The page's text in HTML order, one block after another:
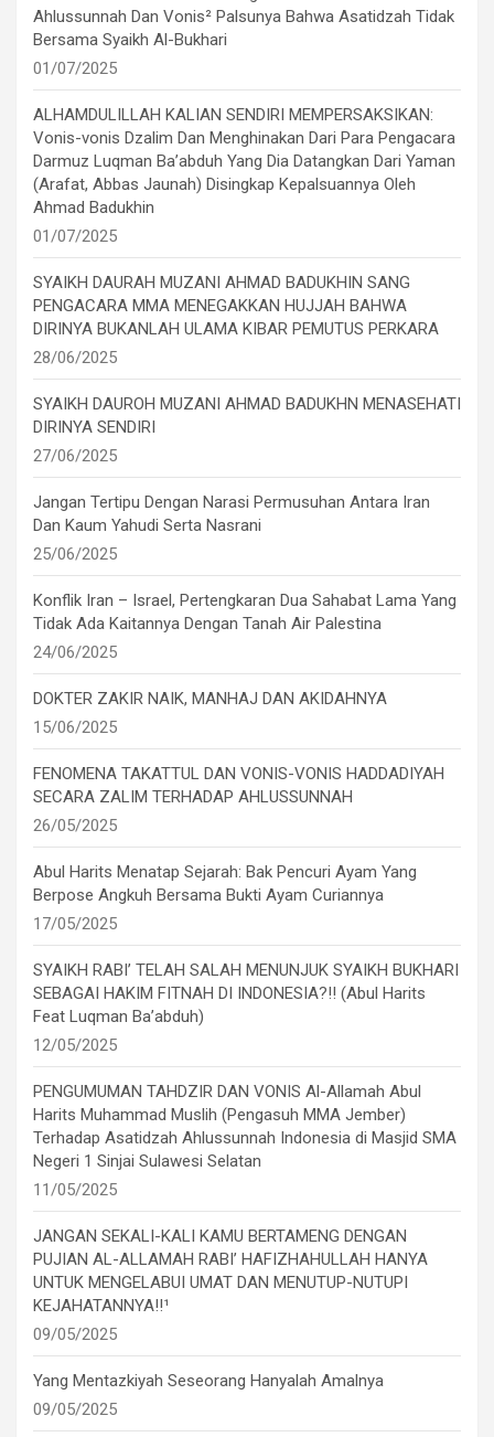
Ahlussunnah Dan Vonis² Palsunya Bahwa Asatidzah Tidak
Bersama Syaikh Al-Bukhari
01/07/2025
ALHAMDULILLAH KALIAN SENDIRI MEMPERSAKSIKAN:
Vonis-vonis Dzalim Dan Menghinakan Dari Para Pengacara
Darmuz Luqman Ba’abduh Yang Dia Datangkan Dari Yaman
(Arafat, Abbas Jaunah) Disingkap Kepalsuannya Oleh
Ahmad Badukhin
01/07/2025
SYAIKH DAURAH MUZANI AHMAD BADUKHIN SANG
PENGACARA MMA MENEGAKKAN HUJJAH BAHWA
DIRINYA BUKANLAH ULAMA KIBAR PEMUTUS PERKARA
28/06/2025
SYAIKH DAUROH MUZANI AHMAD BADUKHN MENASEHATI
DIRINYA SENDIRI
27/06/2025
Jangan Tertipu Dengan Narasi Permusuhan Antara Iran
Dan Kaum Yahudi Serta Nasrani
25/06/2025
Konflik Iran – Israel, Pertengkaran Dua Sahabat Lama Yang
Tidak Ada Kaitannya Dengan Tanah Air Palestina
24/06/2025
DOKTER ZAKIR NAIK, MANHAJ DAN AKIDAHNYA
15/06/2025
FENOMENA TAKATTUL DAN VONIS-VONIS HADDADIYAH
SECARA ZALIM TERHADAP AHLUSSUNNAH
26/05/2025
Abul Harits Menatap Sejarah: Bak Pencuri Ayam Yang
Berpose Angkuh Bersama Bukti Ayam Curiannya
17/05/2025
SYAIKH RABI’ TELAH SALAH MENUNJUK SYAIKH BUKHARI
SEBAGAI HAKIM FITNAH DI INDONESIA?!! (Abul Harits
Feat Luqman Ba’abduh)
12/05/2025
PENGUMUMAN TAHDZIR DAN VONIS Al-Allamah Abul
Harits Muhammad Muslih (Pengasuh MMA Jember)
Terhadap Asatidzah Ahlussunnah Indonesia di Masjid SMA
Negeri 1 Sinjai Sulawesi Selatan
11/05/2025
JANGAN SEKALI-KALI KAMU BERTAMENG DENGAN
PUJIAN AL-ALLAMAH RABI’ HAFIZHAHULLAH HANYA
UNTUK MENGELABUI UMAT DAN MENUTUP-NUTUPI
KEJAHATANNYA!!¹
09/05/2025
Yang Mentazkiyah Seseorang Hanyalah Amalnya
09/05/2025